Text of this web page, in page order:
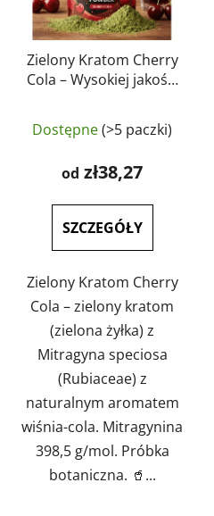
Zielony Kratom Cherry
Cola – Wysokiej jakości
Dostępne(>5 paczki)
od zł38,27
SZCZEGÓŁY
Zielony Kratom Cherry
Cola – zielony kratom
(zielona żyłka) z
Mitragyna speciosa
(Rubiaceae) z
naturalnym aromatem
wiśnia-cola. Mitragynina
398,5 g/mol. Próbka
botaniczna. 🥤...